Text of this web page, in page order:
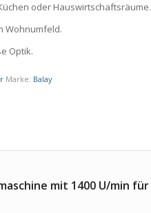
oder Hauswirtschaftsräume.
Wohnumfeld.
Optik.
Marke: Balay
mit 1400 U/min für